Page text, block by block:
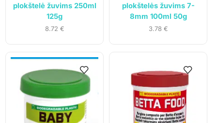
plokštelė žuvims 250ml
125g
8.72 €
plokštelės žuvims 7-
8mm 100ml 50g
3.78 €